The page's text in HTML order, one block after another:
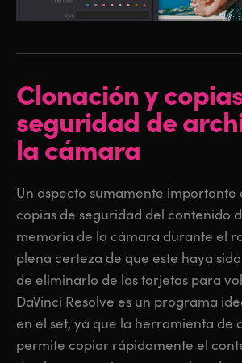
Clonación y
seguridad de
la cámara
Un aspecto sumamente importante
copias de seguridad del contenido
memoria de la cámara durante el
plena certeza de que este haya
de eliminarlo de las tarjetas para
DaVinci Resolve es un programa
en el set, ya que la herramienta de
permite copiar rápidamente el